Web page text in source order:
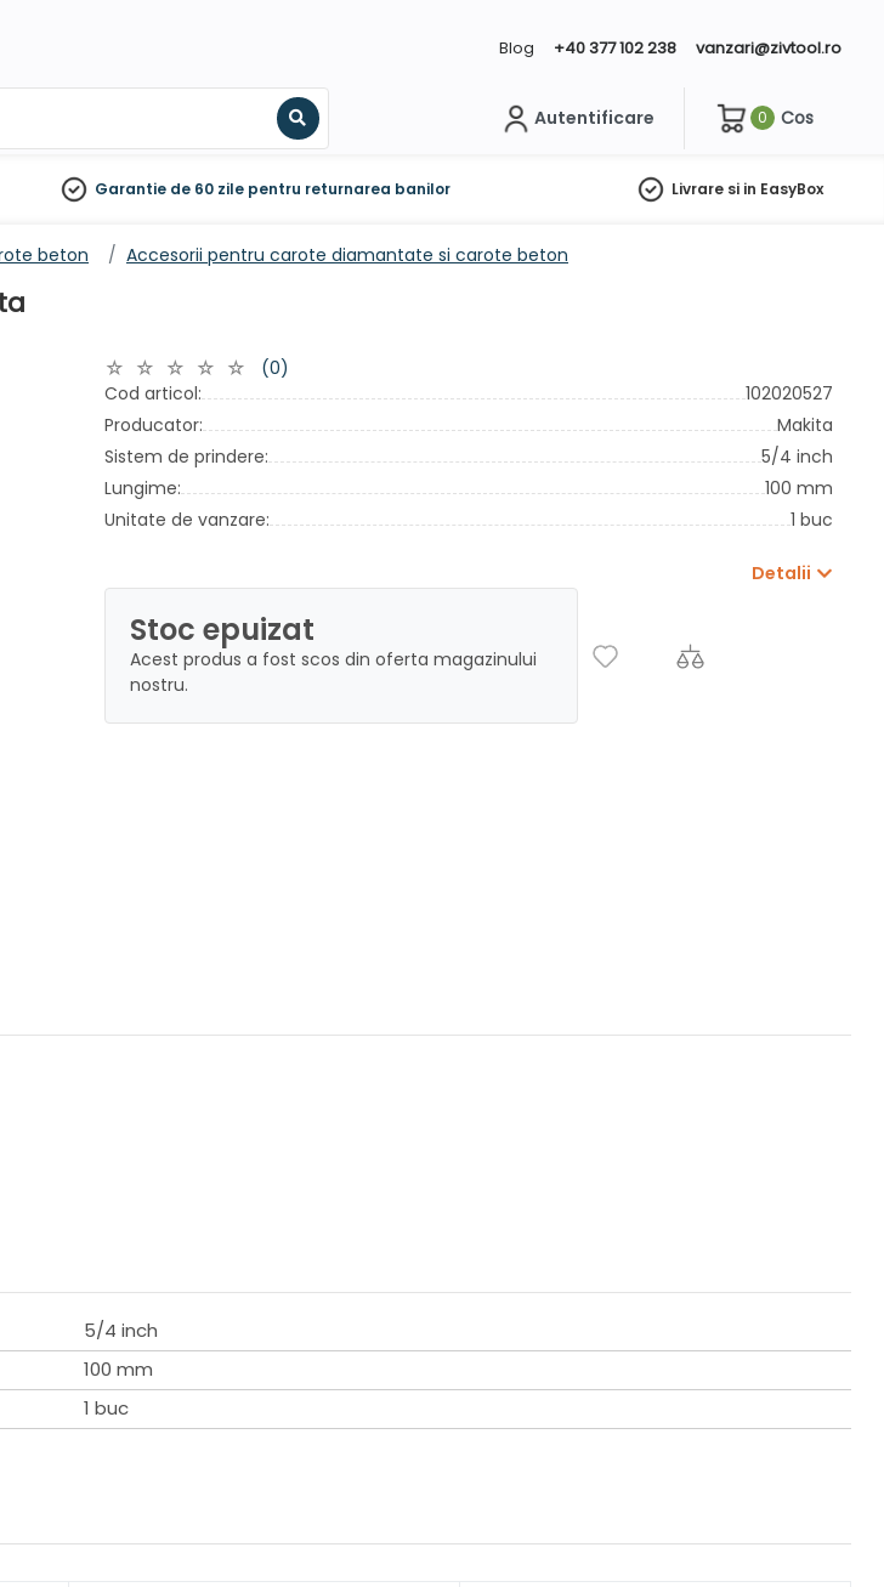
Blog +40 377 102 238 vanzari@zivtool.ro
Search
Autentificare 0 Cos
Garantie de 60 zile pentru returnarea banilor Livrare si in EasyBox
beton Accesorii pentru carote diamantate si carote beton
(0)
Cod articol:
102020527
Producator:
Makita
Sistem de prindere:
5/4 inch
Lungime:
100 mm
Unitate de vanzare:
1 buc
Detalii
Stoc epuizat
Acest produs a fost scos din oferta magazinului
nostru.
5/4 inch
100 mm
1 buc